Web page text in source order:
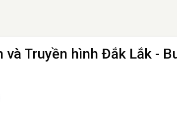
và Truyền hình Đắk Lắk -